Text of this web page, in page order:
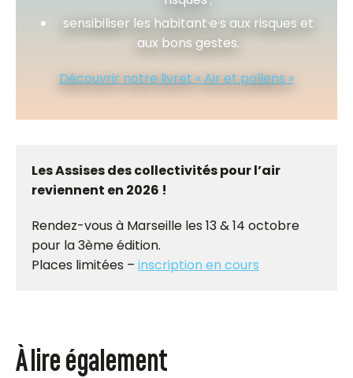
sensibiliser les habitant·e·s aux risques et
aux bons gestes.
Découvrir notre livret « Air et pollens »
Les Assises des collectivités pour l’air
reviennent en 2026 !
Rendez-vous à Marseille les 13 & 14 octobre
pour la 3ème édition.
Places limitées – inscription en cours
À lire également